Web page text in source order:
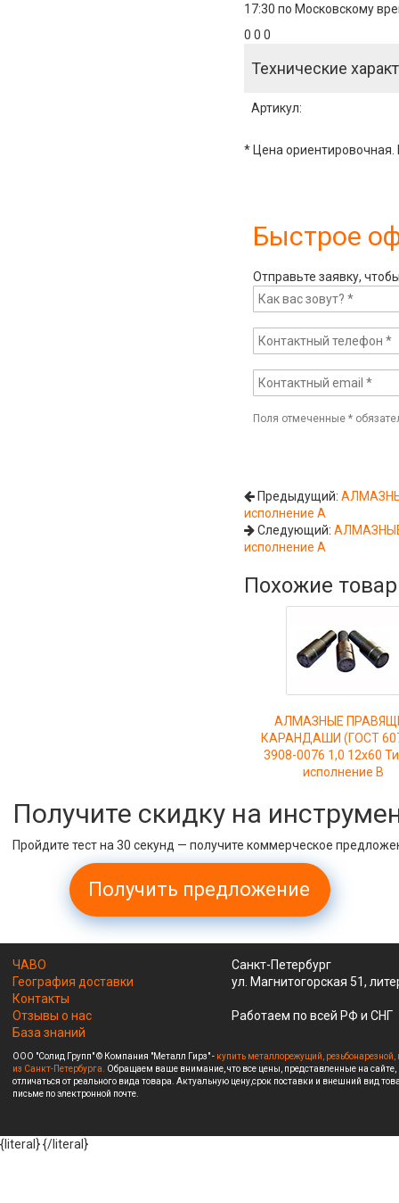
17:30 по Московскому
0 0 0
Технические
Артикул:
* Цена ориентировочная.
Быстрое
Отправьте заявку,
Поля отмеченные*
Предыдущий:
исполнение А
Следующий:АЛМАЗНЫЕ
исполнение А
Похожие
АЛМАЗНЫЕ
КАРАНДАШИ (ГОСТ
3908-0076 1,0 12х60
исполнение В
Получите скидку на
Пройдите тест на 30 секунд — получите коммерческое
Получить предложение
ЧАВО
География доставки
Контакты
Отзывы о нас
База знаний
Санкт-Петербург
ул. Магнитогорская 51,
Работаем по всей РФ и СНГ
ООО "Солид Групп" © Компания "Металл Гирз" - купить металлорежущий,
из Санкт-Петербурга. Обращаем ваше внимание, что все цены, представленные на
отличаться от реального вида товара. Актуальную цену,срок поставки и внешний вид
письме по электронной почте.
{literal}{/literal}